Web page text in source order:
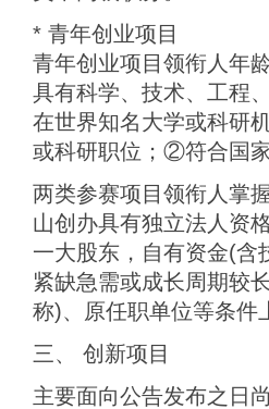
* 青年创业项目
青年创业项目领衔人年
具有科学、技术、工程
在世界知名大学或科研
或科研职位；②符合国
两类参赛项目领衔人掌
山创办具有独立法人资
一大股东，自有资金(含
紧缺急需或成长周期较
称)、原任职单位等条件
三、 创新项目
主要面向公告发布之日